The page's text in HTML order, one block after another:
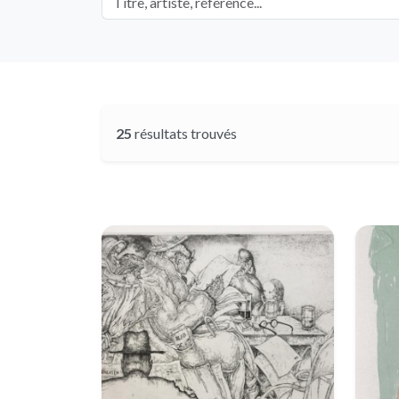
25 résultats trouvés